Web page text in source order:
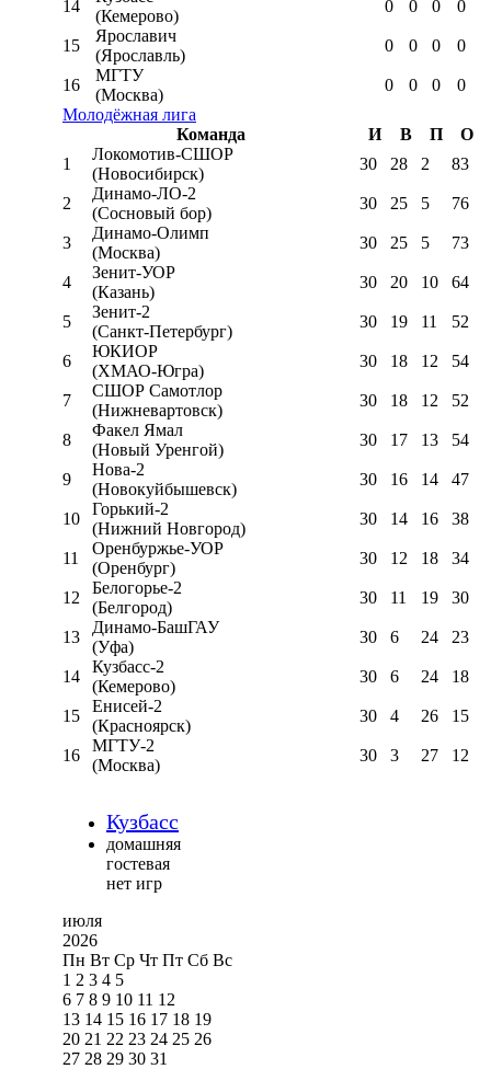
14
(Кемерово)
0 0 0 0
15
Ярославич
(Ярославль)
0 0 0 0
16
МГТУ
(Москва)
0 0 0
0
Молодёжная лига
Команда
И В П
О
1
Локомотив-CШОР
(Новосибирск)
30 28 2 83
2
Динамо-ЛО-2
(Сосновый бор)
30 25 5 76
3
Динамо-Олимп
(Москва)
30 25 5 73
4
Зенит-УОР
(Казань)
30 20 10 64
5
Зенит-2
(Санкт-Петербург)
30 19 11 52
6
ЮКИОР
(ХМАО-Югра)
30 18 12 54
7
СШОР Самотлор
(Нижневартовск)
30 18 12 52
8
Факел Ямал
(Новый Уренгой)
30 17 13 54
9
Нова-2
(Новокуйбышевск)
30 16 14 47
10
Горький-2
(Нижний Новгород)
30 14 16 38
11
Оренбуржье-УОР
(Оренбург)
30 12 18 34
12
Белогорье-2
(Белгород)
30 11 19 30
13
Динамо-БашГАУ
(Уфа)
30 6 24 23
14
Кузбасс-2
(Кемерово)
30 6 24 18
15
Енисей-2
(Красноярск)
30 4 26 15
16
МГТУ-2
(Москва)
30 3 27 12
Кузбасс
домашняя
гостевая
нет игр
июля
2026
Пн Вт Ср Чт Пт Сб Вс
1 2 3 4 5
6 7 8 9 10 11 12
13 14 15 16 17 18 19
20 21 22 23 24 25 26
27 28 29 30 31